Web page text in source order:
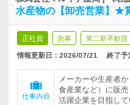
水産物の【卸売営業】★
正社員 急募 第二新卒歓迎
情報更新日：2026/07/21 終了予
仕事内容
メーカーや生産者
食産業など）に販
活躍企業を目指し